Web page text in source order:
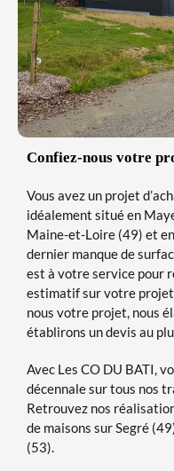
Confiez-nous votre
Vous avez un projet
idéalement situé en
Maine-et-Loire (49) et
dernier manque de
est à votre service pour
estimatif sur votre projet
nous votre projet, nous
établirons un devis au
Avec Les CO DU BATI,
décennale sur tous nos
Retrouvez nos
de maisons sur Segré
(53).